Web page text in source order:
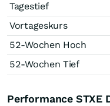
Tagestief
Vortageskurs
52-Wochen Hoch
52-Wochen Tief
Performance STXE